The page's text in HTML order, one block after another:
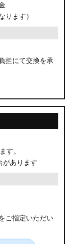
ります）
担にて交換を承
す。
があります
ご指定いただい